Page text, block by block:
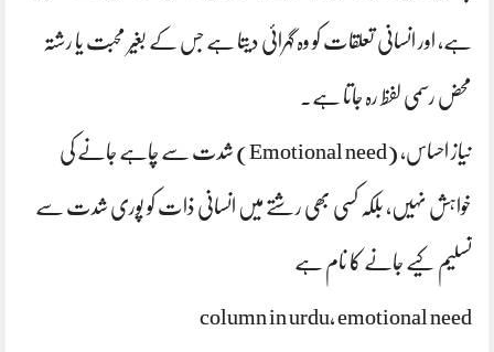
ہے، اور انسانی تعلقات کو وہ گہرائی دیتا ہے جس کے بغیر محبت یا رشتہ
محض رسمی لفظ رہ جاتا ہے۔
نیاز احساس، (Emotional need) شدت سے چاہے جانے کی
خواہش نہیں، بلکہ کسی بھی رشتے میں انسانی ذات کو پوری شدت سے
تسلیم کیے جانے کا نام ہے
column in urdu, emotional need